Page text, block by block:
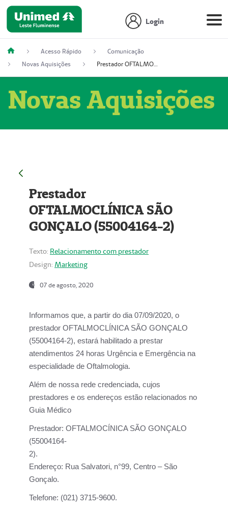
Login
Acesso Rápido
Comunicação
Novas Aquisições
Prestador OFTALMOCLÍNICA SÃO GONÇALO (55004164-2)
Novas Aquisições
Prestador
OFTALMOCLÍNICA SÃO
GONÇALO (55004164-2)
Texto: Relacionamento com prestador
Design: Marketing
07 de agosto, 2020
Informamos que, a partir do dia07/09/2020, o
prestador OFTALMOCLÍNICA SÃO GONÇALO
(55004164-2), estará habilitado a prestar
atendimentos 24 horas Urgência e Emergência na
especialidade de Oftalmologia.
Além de nossa rede credenciada, cujos
prestadores e os endereços estão relacionados no
Guia Médico
Prestador: OFTALMOCÍNICA SÃO GONÇALO
(55004164-
2).
Endereço: Rua Salvatori, n°99, Centro – São
Gonçalo.
Telefone: (021) 3715-9600.